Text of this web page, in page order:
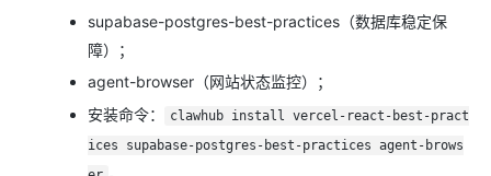
supabase-postgres-best-practices（数据库稳定保
障）；
agent-browser（网站状态监控）；
安装命令：
clawhub install vercel-react-best-pract
ices supabase-postgres-best-practices agent-brows